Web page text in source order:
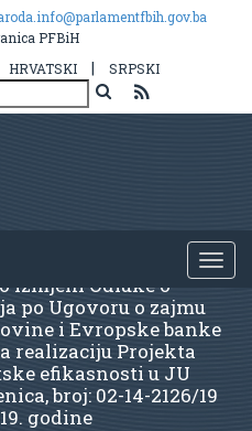
PFBiH
HRVATSKI | SRPSKI
izmjeni Odluke o
po Ugovoru o zajmu
i Evropske banke
realizaciju Projekta
efikasnosti u JU
broj: 02-14-2126/19
godine